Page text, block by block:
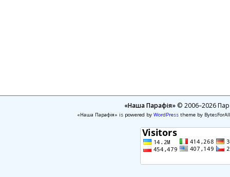
«Наша Парафія»© 2006–2026
«Наша Парафія» is powered by WordPresstheme by